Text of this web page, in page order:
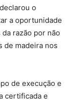
o
a oportunidade
razão por não
de madeira nos
de execução e
certificada e